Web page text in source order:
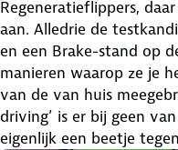
Regeneratieflippers,
aan. Alledrie de
en een Brake-stand op
manieren waarop ze je
van de van huis
driving’ is er bij geen
eigenlijk een beetje